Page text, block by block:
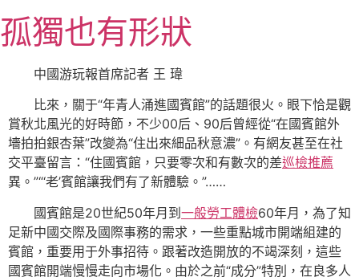
至
主
孤獨也有形狀
中國游玩報首席記者 王 瑋
比來，關于“年青人涌進國賓館”的話題很火。眼下恰是觀
賞秋北風光的好時節，不少00后、90后曾經從“在國賓館外
墻拍拍銀杏葉”改變為“住出來細品秋意濃”。有網友甚至在社
交平臺留言：“住國賓館，只要零次和有數次的差巡檢推薦
異。”“‘老’賓館讓我們有了新體驗。”……
國賓館是20世紀50年月到一般勞工體檢60年月，為了知
足新中國交際及國際事務的需求，一些重點城市開端組建的
賓館，重要用于外事招待。跟著改造開放的不竭深刻，這些
國賓館開端慢慢走向市場化。由於之前“成分”特別，在良多人